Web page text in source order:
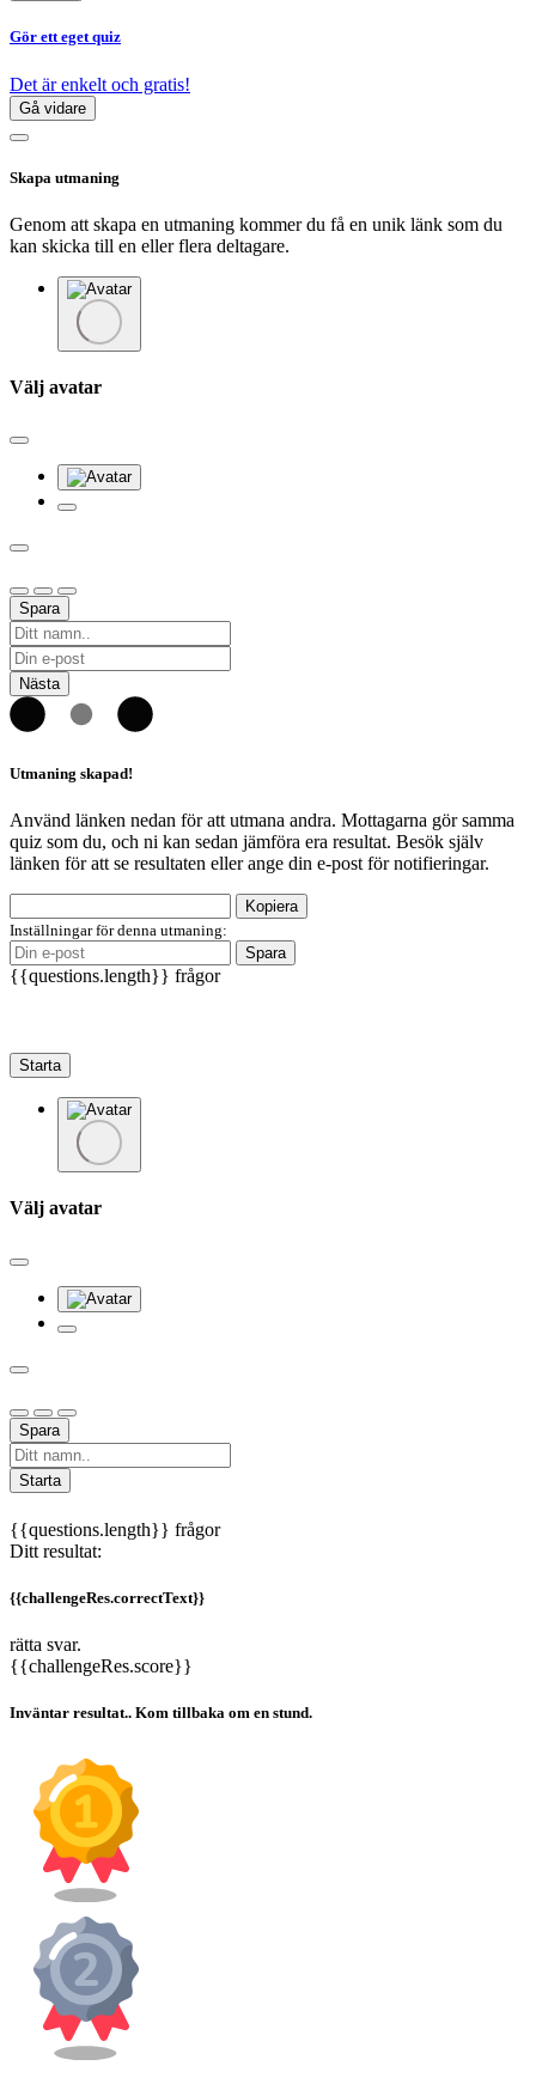
Gör ett eget quiz
Det är enkelt och gratis!
Gå vidare
Skapa utmaning
Genom att skapa en utmaning kommer du få en unik länk som du
kan skicka till en eller flera deltagare.
Välj avatar
Spara
Nästa
Utmaning skapad!
Använd länken nedan för att utmana andra. Mottagarna gör samma
quiz som du, och ni kan sedan jämföra era resultat. Besök själv
länken för att se resultaten eller ange din e-post för notifieringar.
Kopiera
Inställningar för denna utmaning:
Spara
{{questions.length}} frågor
Starta
Välj avatar
Spara
Starta
{{questions.length}} frågor
Ditt resultat:
{{challengeRes.correctText}}
rätta svar.
{{challengeRes.score}}
Inväntar resultat.. Kom tillbaka om en stund.